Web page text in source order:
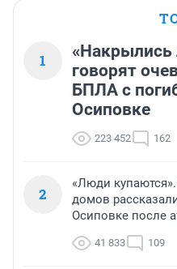
1
говорят
БПЛА с
Осиповке
223 452 162
2
«Люди
домов
Осиповке после
41 833 109